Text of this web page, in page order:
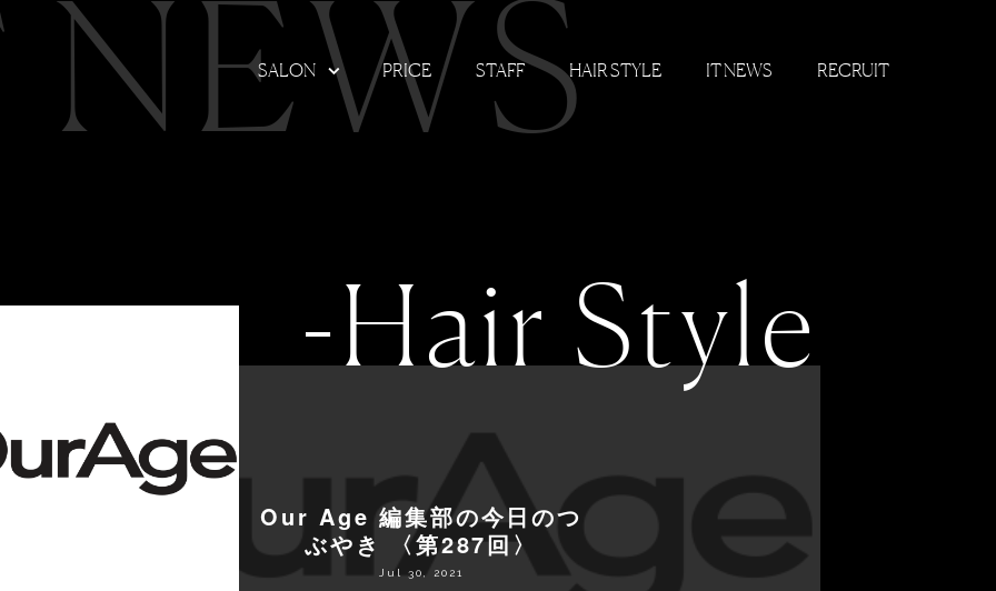
SALON PRICE STAFF HAIR STYLE IT NEWS RECRUIT
NEWS
-Hair Style
Our Age 編集部の今日のつ
ぶやき 〈第287回〉
Jul 30, 2021